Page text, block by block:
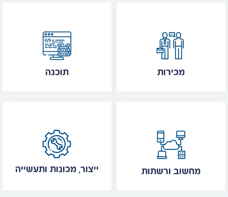
תוכנה מכירות
ייצור, מכונות ותעשייה מחשוב ורשתות